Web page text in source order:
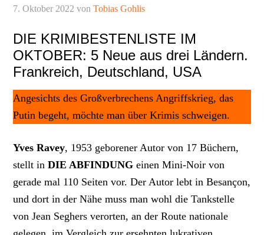
7. Oktober 2022 vonTobias Gohlis
DIE KRIMIBESTENLISTE IM
OKTOBER: 5 Neue aus drei Ländern.
Frankreich, Deutschland, USA
Angesichts des Großverbrechens Angriffskrieg, das
Putin begeht, möchte man über Krimis schweigen.
Yves Ravey, 1953 geborener Autor von 17 Büchern,
stellt inDIE ABFINDUNG einen Mini-Noir von
gerade mal 110 Seiten vor. Der Autor lebt in Besançon,
und dort in der Nähe muss man wohl die Tankstelle
von Jean Seghers verorten, an der Route nationale